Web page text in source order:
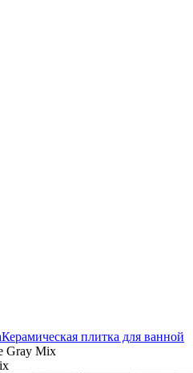
Керамическая плитка для ванной
Gray Mix